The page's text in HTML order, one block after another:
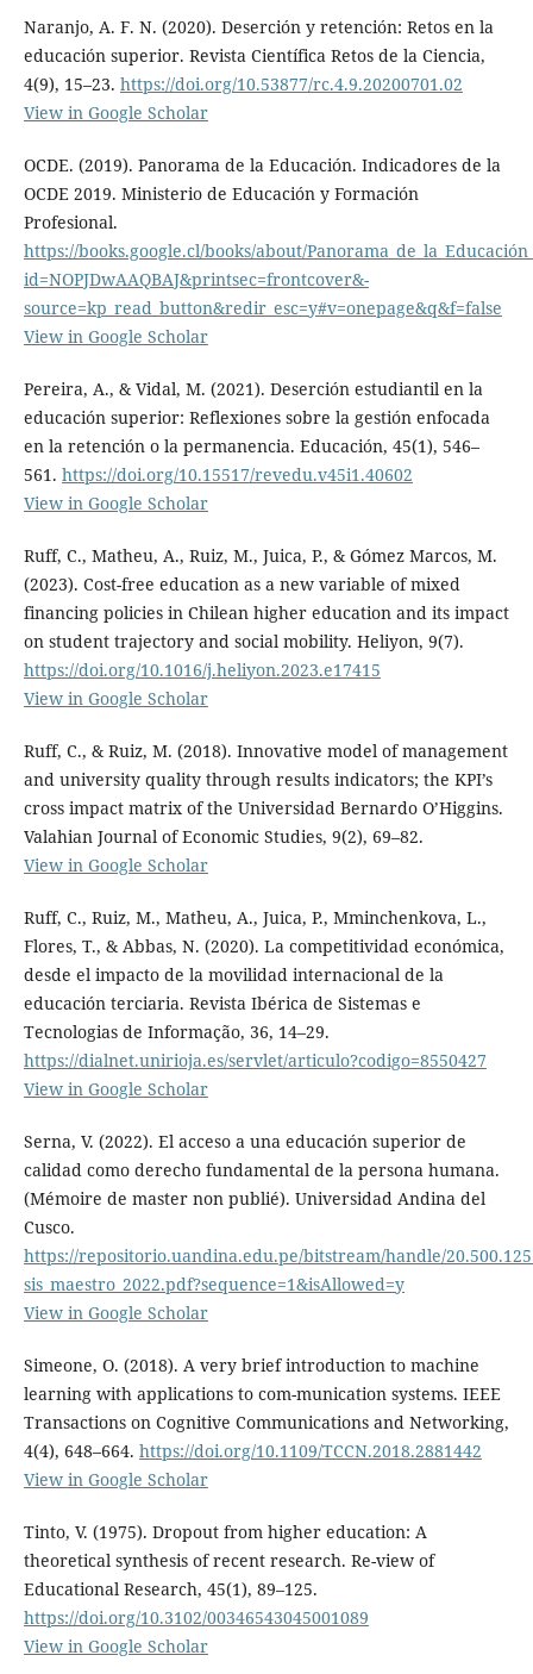
Naranjo, A. F. N. (2020). Deserción y retención: Retos en la
educación superior. Revista Científica Retos de la Ciencia,
4(9), 15–23. https://doi.org/10.53877/rc.4.9.20200701.02
View in Google Scholar
OCDE. (2019). Panorama de la Educación. Indicadores de la
OCDE 2019. Ministerio de Educación y Formación
Profesional.
https://books.google.cl/books/about/
id=NOPJDwAAQBAJ&printsec=frontcover&-
source=kp_read_button&redir_esc=y#v=onepage&q&f=false
View in Google Scholar
Pereira, A., & Vidal, M. (2021). Deserción estudiantil en la
educación superior: Reflexiones sobre la gestión enfocada
en la retención o la permanencia. Educación, 45(1), 546–
561. https://doi.org/10.15517/revedu.v45i1.40602
View in Google Scholar
Ruff, C., Matheu, A., Ruiz, M., Juica, P., & Gómez Marcos, M.
(2023). Cost-free education as a new variable of mixed
financing policies in Chilean higher education and its impact
on student trajectory and social mobility. Heliyon, 9(7).
https://doi.org/10.1016/j.heliyon.2023.e17415
View in Google Scholar
Ruff, C., & Ruiz, M. (2018). Innovative model of management
and university quality through results indicators; the KPI’s
cross impact matrix of the Universidad Bernardo O’Higgins.
Valahian Journal of Economic Studies, 9(2), 69–82.
View in Google Scholar
Ruff, C., Ruiz, M., Matheu, A., Juica, P., Mminchenkova, L.,
Flores, T., & Abbas, N. (2020). La competitividad económica,
desde el impacto de la movilidad internacional de la
educación terciaria. Revista Ibérica de Sistemas e
Tecnologias de Informação, 36, 14–29.
https://dialnet.unirioja.es/servlet/articulo?codigo=8550427
View in Google Scholar
Serna, V. (2022). El acceso a una educación superior de
calidad como derecho fundamental de la persona humana.
(Mémoire de master non publié). Universidad Andina del
Cusco.
https://repositorio.uandina.edu.pe/bitstream/handle/
sis_maestro_2022.pdf?sequence=1&isAllowed=y
View in Google Scholar
Simeone, O. (2018). A very brief introduction to machine
learning with applications to com-munication systems. IEEE
Transactions on Cognitive Communications and Networking,
4(4), 648–664. https://doi.org/10.1109/TCCN.2018.2881442
View in Google Scholar
Tinto, V. (1975). Dropout from higher education: A
theoretical synthesis of recent research. Re-view of
Educational Research, 45(1), 89–125.
https://doi.org/10.3102/00346543045001089
View in Google Scholar